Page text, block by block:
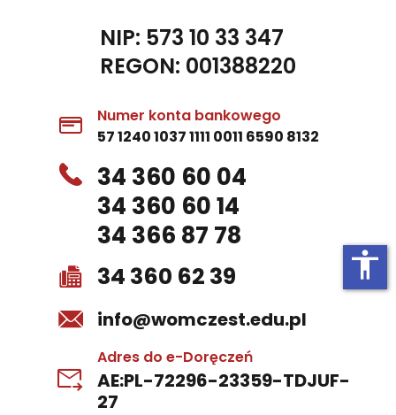
NIP: 573 10 33 347
REGON: 001388220
Numer konta bankowego
57 1240 1037 1111 0011 6590 8132
34 360 60 04
34 360 60 14
34 366 87 78
34 360 62 39
info@womczest.edu.pl
Adres do e-Doręczeń
AE:PL-72296-23359-TDJUF-
27
accessibility